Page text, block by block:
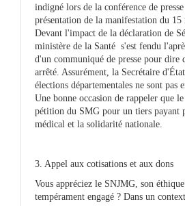
indigné lors de la conférence de
présentation de la manifestation du 15
Devant l'impact de la déclaration de
ministère de la Santé s'est fendu
d'un communiqué de presse pour dire
arrêté. Assurément, la Secrétaire
élections départementales ne sont pas
Une bonne occasion de rappeler que
pétition du SMG pour un tiers payant
médical et la solidarité nationale.
3. Appel aux cotisations et aux dons
Vous appréciez le SNJMG, son
tempérament engagé ? Dans un